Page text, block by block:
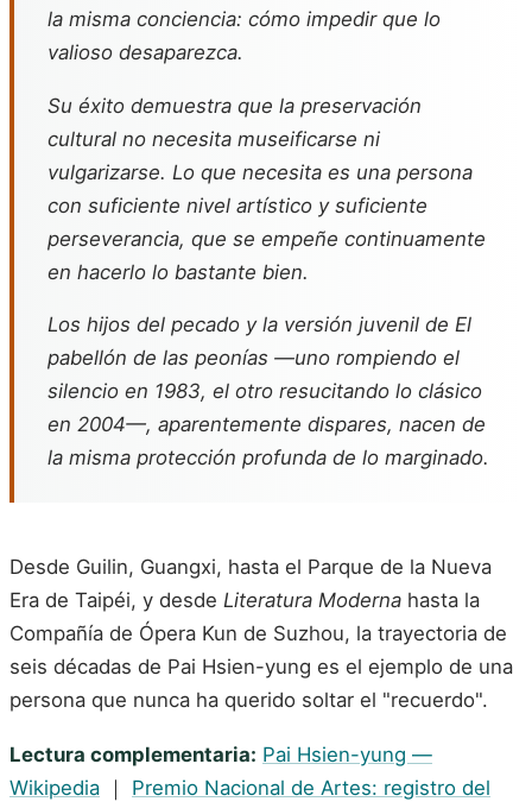
la misma conciencia: cómo impedir que lo
valioso desaparezca.
Su éxito demuestra que la preservación
cultural no necesita museificarse ni
vulgarizarse. Lo que necesita es una persona
con suficiente nivel artístico y suficiente
perseverancia, que se empeñe continuamente
en hacerlo lo bastante bien.
Los hijos del pecado y la versión juvenil de El
pabellón de las peonías —uno rompiendo el
silencio en 1983, el otro resucitando lo clásico
en 2004—, aparentemente dispares, nacen de
la misma protección profunda de lo marginado.
Desde Guilin, Guangxi, hasta el Parque de la Nueva
Era de Taipéi, y desde Literatura Moderna hasta la
Compañía de Ópera Kun de Suzhou, la trayectoria de
seis décadas de Pai Hsien-yung es el ejemplo de una
persona que nunca ha querido soltar el "recuerdo".
Lectura complementaria: Pai Hsien-yung —
Wikipedia ｜ Premio Nacional de Artes: registro del